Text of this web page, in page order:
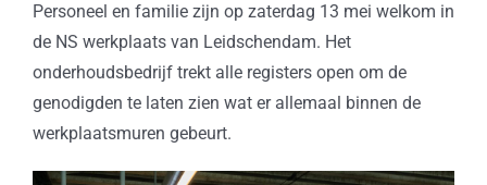
Personeel en familie zijn op zaterdag 13 mei welkom in
de NS werkplaats van Leidschendam. Het
onderhoudsbedrijf trekt alle registers open om de
genodigden te laten zien wat er allemaal binnen de
werkplaatsmuren gebeurt.